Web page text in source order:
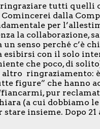
ringraziare tutti quelli
dalla
per
la collaborazione,
senso perché c’è
esibirsi con il solo
che poco, di
ringraziamento:
figure” che hanno
pur
(a cui dobbiamo le
insieme. Dopo 21